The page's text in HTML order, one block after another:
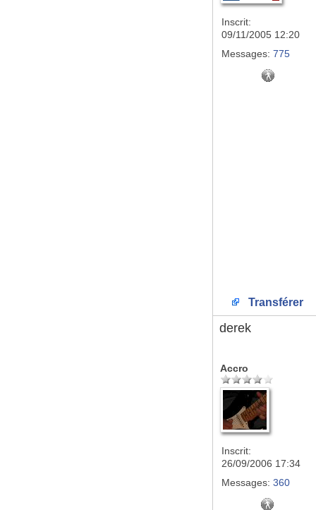
Inscrit:
09/11/2005 12:20
Messages: 775
Transférer
derek
Accro
Inscrit:
26/09/2006 17:34
Messages: 360